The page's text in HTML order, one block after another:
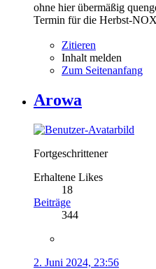
ohne hier übermäßig
Termin für die Herbst-
Zitieren
Inhalt melden
Zum Seitenanfang
Arowa
Fortgeschrittener
Erhaltene Likes
18
Beiträge
344
2. Juni 2024, 23:56